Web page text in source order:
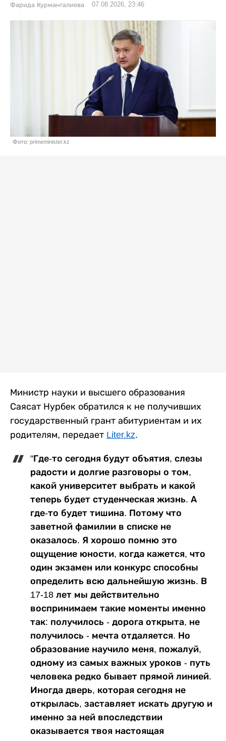
Фарида Курмангалиева 07.08.2026, 23:46
Фото: primeminister.kz
Министр науки и высшего образования
Саясат Нурбек обратился к не получивших
государственный грант абитуриентам и их
родителям, передает Liter.kz.
"Где-то сегодня будут объятия, слезы
радости и долгие разговоры о том,
какой университет выбрать и какой
теперь будет студенческая жизнь. А
где-то будет тишина. Потому что
заветной фамилии в списке не
оказалось. Я хорошо помню это
ощущение юности, когда кажется, что
один экзамен или конкурс способны
определить всю дальнейшую жизнь. В
17-18 лет мы действительно
воспринимаем такие моменты именно
так: получилось - дорога открыта, не
получилось - мечта отдаляется. Но
образование научило меня, пожалуй,
одному из самых важных уроков - путь
человека редко бывает прямой линией.
Иногда дверь, которая сегодня не
открылась, заставляет искать другую и
именно за ней впоследствии
оказывается твоя настоящая